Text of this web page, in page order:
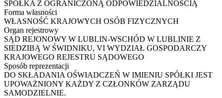
SPÓŁKA Z OGRANICZONĄ ODPOWIEDZIALNOŚCIĄ
Forma własności
WŁASNOŚĆ KRAJOWYCH OSÓB FIZYCZNYCH
Organ rejestrowy
SĄD REJONOWY W LUBLIN-WSCHÓD W LUBLINIE Z
SIEDZIBĄ W ŚWIDNIKU, VI WYDZIAŁ GOSPODARCZY
KRAJOWEGO REJESTRU SĄDOWEGO
Sposób reprezentacji
DO SKŁADANIA OŚWIADCZEŃ W IMIENIU SPÓŁKI JEST
UPOWAŻNIONY KAŻDY Z CZŁONKÓW ZARZĄDU
SAMODZIELNIE.